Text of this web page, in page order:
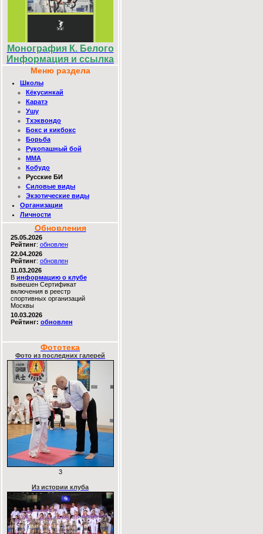
Монография К. Белого
Информация и ссылка
Меню раздела
Школы
Кёкусинкай
Каратэ
Ушу
Тхэквондо
Бокс и кикбокс
Борьба
Рукопашный бой
ММА
Кобудо
Русские БИ
Силовые виды
Экзотические виды
Организации
Личности
Обновления
25.05.2026
Рейтинг: обновлен
22.04.2026
Рейтинг: обновлен
11.03.2026
В информацию о клубе
вывешен Сертификат
включения в реестр
спортивных организаций
Москвы
10.03.2026
Рейтинг: обновлен
Фототека
Фото из последних галерей
3
Из истории клуба